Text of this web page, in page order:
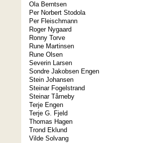
Ola Berntsen
Per Norbert Stodola
Per Fleischmann
Roger Nygaard
Ronny Torve
Rune Martinsen
Rune Olsen
Severin Larsen
Sondre Jakobsen Engen
Stein Johansen
Steinar Fogelstrand
Steinar Tårneby
Terje Engen
Terje G. Fjeld
Thomas Hagen
Trond Eklund
Vilde Solvang